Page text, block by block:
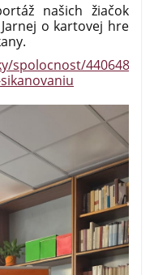
našich žiačok
o kartovej hre
spolocnost/440648/